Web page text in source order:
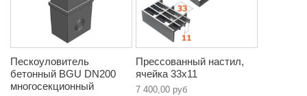
Пескоуловитель
бетонный BGU DN200
многосекционный
Прессованный настил,
ячейка 33х11
7 400,00 руб